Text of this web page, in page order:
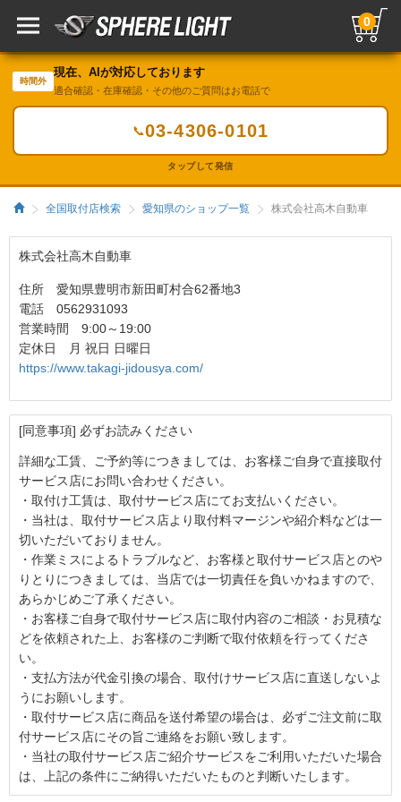
0
時間外
現在、AIが対応しております
適合確認・在庫確認・その他のご質問はお電話で
📞03-4306-0101
タップして発信
全国取付店検索 愛知県のショップ一覧 株式会社高木自動車
株式会社高木自動車
住所 愛知県豊明市新田町村合62番地3
電話 0562931093
営業時間 9:00～19:00
定休日 月 祝日 日曜日
https://www.takagi-jidousya.com/
[同意事項] 必ずお読みください
詳細な工賃、ご予約等につきましては、お客様ご自身で直接取付
サービス店にお問い合わせください。
・取付け工賃は、取付サービス店にてお支払いください。
・当社は、取付サービス店より取付料マージンや紹介料などは一
切いただいておりません。
・作業ミスによるトラブルなど、お客様と取付サービス店とのや
りとりにつきましては、当店では一切責任を負いかねますので、
あらかじめご了承ください。
・お客様ご自身で取付サービス店に取付内容のご相談・お見積な
どを依頼された上、お客様のご判断で取付依頼を行ってくださ
い。
・支払方法が代金引換の場合、取付けサービス店に直送しないよ
うにお願いします。
・取付サービス店に商品を送付希望の場合は、必ずご注文前に取
付サービス店にその旨ご連絡をお願い致します。
・当社の取付サービス店ご紹介サービスをご利用いただいた場合
は、上記の条件にご納得いただいたものと判断いたします。